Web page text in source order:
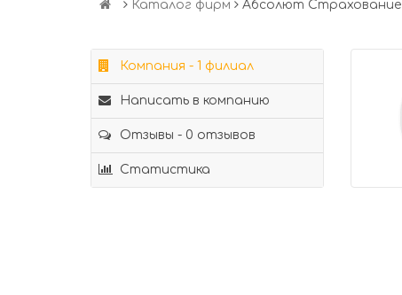
Каталог фирм Абсолют Страхование
Компания - 1 филиал
Написать в компанию
Отзывы - 0 отзывов
Статистика